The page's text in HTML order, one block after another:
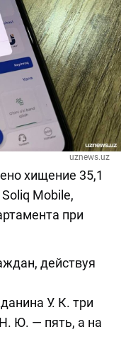
uznews.uz
хищение 35,1
Mobile,
при
действуя
У. К. три
Ю. — пять, а на